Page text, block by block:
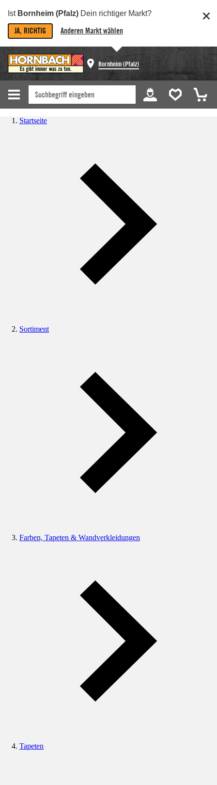
Ist Bornheim (Pfalz) Dein richtiger Markt?
JA, RICHTIG Anderen Markt wählen
Bornheim (Pfalz)
Startseite
Sortiment
Farben, Tapeten & Wandverkleidungen
Tapeten